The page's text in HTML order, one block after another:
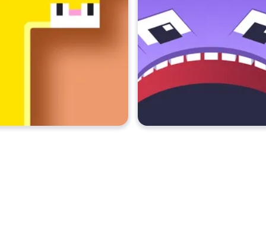
oynayabilir miyim?
gibi mobil cihazlarınızda oynayabilirsiniz.